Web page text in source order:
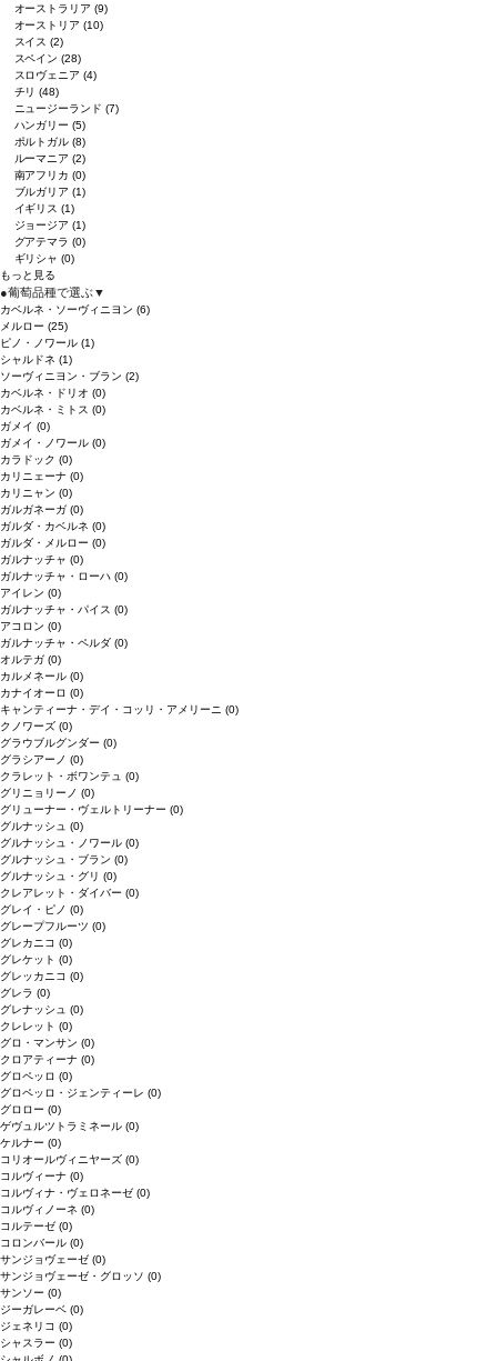
オーストラリア(9)
オーストリア(10)
スイス(2)
スペイン(28)
スロヴェニア(4)
チリ(48)
ニュージーランド(7)
ハンガリー(5)
ポルトガル(8)
ルーマニア(2)
南アフリカ(0)
ブルガリア(1)
イギリス(1)
ジョージア(1)
グアテマラ(0)
ギリシャ(0)
もっと見る
●葡萄品種で選ぶ▼
カベルネ・ソーヴィニヨン (6)
メルロー (25)
ピノ・ノワール (1)
シャルドネ (1)
ソーヴィニヨン・ブラン (2)
カベルネ・ドリオ (0)
カベルネ・ミトス (0)
ガメイ (0)
ガメイ・ノワール (0)
カラドック (0)
カリニェーナ (0)
カリニャン (0)
ガルガネーガ (0)
ガルダ・カベルネ (0)
ガルダ・メルロー (0)
ガルナッチャ (0)
ガルナッチャ・ローハ (0)
アイレン (0)
ガルナッチャ・パイス (0)
アコロン (0)
ガルナッチャ・ペルダ (0)
オルテガ (0)
カルメネール (0)
カナイオーロ (0)
キャンティーナ・デイ・コッリ・アメリーニ (0)
クノワーズ (0)
グラウブルグンダー (0)
グラシアーノ (0)
クラレット・ボワンテュ (0)
グリニョリーノ (0)
グリューナー・ヴェルトリーナー (0)
グルナッシュ (0)
グルナッシュ・ノワール (0)
グルナッシュ・ブラン (0)
グルナッシュ・グリ (0)
クレアレット・ダイバー (0)
グレイ・ピノ (0)
グレープフルーツ (0)
グレカニコ (0)
グレケット (0)
グレッカニコ (0)
グレラ (0)
グレナッシュ (0)
クレレット (0)
グロ・マンサン (0)
クロアティーナ (0)
グロペッロ (0)
グロペッロ・ジェンティーレ (0)
グロロー (0)
ゲヴュルツトラミネール (0)
ケルナー (0)
コリオールヴィニヤーズ (0)
コルヴィーナ (0)
コルヴィナ・ヴェロネーゼ (0)
コルヴィノーネ (0)
コルテーゼ (0)
コロンバール (0)
サンジョヴェーゼ (0)
サンジョヴェーゼ・グロッソ (0)
サンソー (0)
ジーガレーベ (0)
ジェネリコ (0)
シャスラー (0)